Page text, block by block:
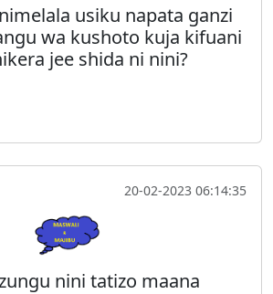
usiku napata ganzi
wa kushoto kuja kifuani
jee shida ni nini?
20-02-2023 06:14:35
nini tatizo maana